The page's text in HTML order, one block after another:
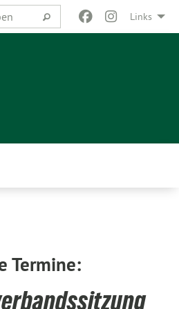
Links
Termine: